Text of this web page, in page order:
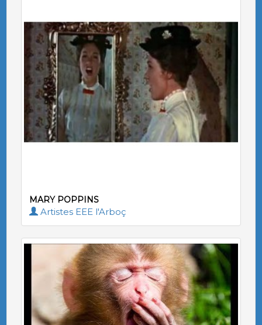
MARY POPPINS
Artistes EEE l'Arboç